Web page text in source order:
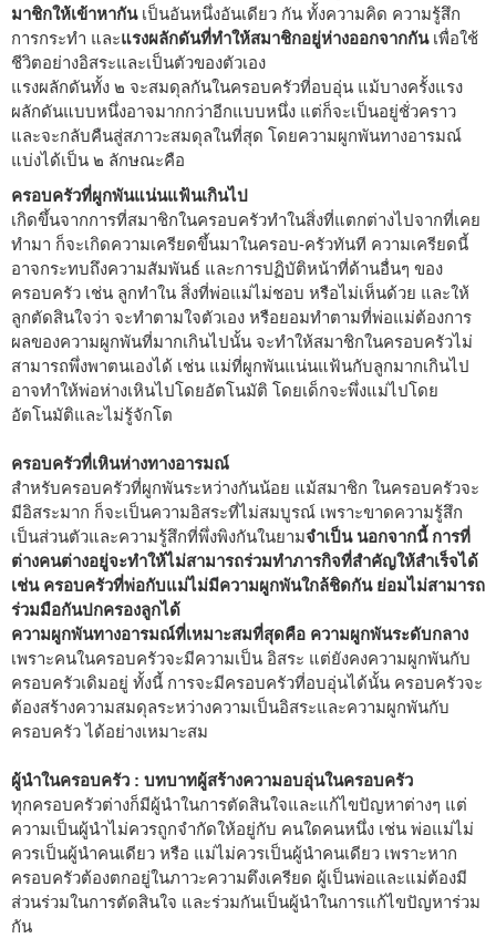
มาชิกให้เข้าหากัน เป็นอันหนึ่งอันเดียว กัน ทั้งความคิด ความรู้สึก
การกระทำ และแรงผลักดันที่ทำให้สมาชิกอยู่ห่างออกจากกัน เพื่อใช้
ชีวิตอย่างอิสระและเป็นตัวของตัวเอง
แรงผลักดันทั้ง ๒ จะสมดุลกันในครอบครัวที่อบอุ่น แม้บางครั้งแรง
ผลักดันแบบหนึ่งอาจมากกว่าอีกแบบหนึ่ง แต่ก็จะเป็นอยู่ชั่วคราว
และจะกลับคืนสู่สภาวะสมดุลในที่สุด โดยความผูกพันทางอารมณ์
แบ่งได้เป็น ๒ ลักษณะคือ
ครอบครัวที่ผูกพันแน่นแฟ้นเกินไป
เกิดขึ้นจากการที่สมาชิกในครอบครัวทำในสิ่งที่แตกต่างไปจากที่เคย
ทำมา ก็จะเกิดความเครียดขึ้นมาในครอบ-ครัวทันที ความเครียดนี้
อาจกระทบถึงความสัมพันธ์ และการปฏิบัติหน้าที่ด้านอื่นๆ ของ
ครอบครัว เช่น ลูกทำใน สิ่งที่พ่อแม่ไม่ชอบ หรือไม่เห็นด้วย และให้
ลูกตัดสินใจว่า จะทำตามใจตัวเอง หรือยอมทำตามที่พ่อแม่ต้องการ
ผลของความผูกพันที่มากเกินไปนั้น จะทำให้สมาชิกในครอบครัวไม่
สามารถพึ่งพาตนเองได้ เช่น แม่ที่ผูกพันแน่นแฟ้นกับลูกมากเกินไป
อาจทำให้พ่อห่างเหินไปโดยอัตโนมัติ โดยเด็กจะพึ่งแม่ไปโดย
อัตโนมัติและไม่รู้จักโต
ครอบครัวที่เหินห่างทางอารมณ์
สำหรับครอบครัวที่ผูกพันระหว่างกันน้อย แม้สมาชิก ในครอบครัวจะ
มีอิสระมาก ก็จะเป็นความอิสระที่ไม่สมบูรณ์ เพราะขาดความรู้สึก
เป็นส่วนตัวและความรู้สึกที่พึ่งพิงกันในยามจำเป็น นอกจากนี้ การที่
ต่างคนต่างอยู่จะทำให้ไม่สามารถร่วมทำภารกิจที่สำคัญให้สำเร็จได้
เช่น ครอบครัวที่พ่อกับแม่ไม่มีความผูกพันใกล้ชิดกัน ย่อมไม่สามารถ
ร่วมมือกันปกครองลูกได้
ความผูกพันทางอารมณ์ที่เหมาะสมที่สุดคือ ความผูกพันระดับกลาง
เพราะคนในครอบครัวจะมีความเป็น อิสระ แต่ยังคงความผูกพันกับ
ครอบครัวเดิมอยู่ ทั้งนี้ การจะมีครอบครัวที่อบอุ่นได้นั้น ครอบครัวจะ
ต้องสร้างความสมดุลระหว่างความเป็นอิสระและความผูกพันกับ
ครอบครัว ได้อย่างเหมาะสม
ผู้นำในครอบครัว : บทบาทผู้สร้างความอบอุ่นในครอบครัว
ทุกครอบครัวต่างก็มีผู้นำในการตัดสินใจและแก้ไขปัญหาต่างๆ แต่
ความเป็นผู้นำไม่ควรถูกจำกัดให้อยู่กับ คนใดคนหนึ่ง เช่น พ่อแม่ไม่
ควรเป็นผู้นำคนเดียว หรือ แม่ไม่ควรเป็นผู้นำคนเดียว เพราะหาก
ครอบครัวต้องตกอยู่ในภาวะความตึงเครียด ผู้เป็นพ่อและแม่ต้องมี
ส่วนร่วมในการตัดสินใจ และร่วมกันเป็นผู้นำในการแก้ไขปัญหาร่วม
กัน